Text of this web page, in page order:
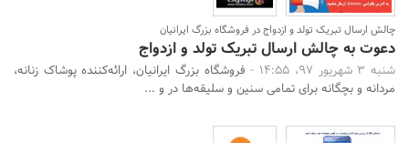
چالش ارسال تبریک تولد و ازدواج در فروشگاه بزرگ ایرانیان
دعوت به چالش ارسال تبریک تولد و ازدواج
شنبه 3 شهریور 97، 14:55 -
فروشگاه بزرگ ایرانیان، ارائه‌کننده پوشاک زنانه‌،
مردانه و بچگانه برای تمامی سنین و سلیقه‌ها در و ...